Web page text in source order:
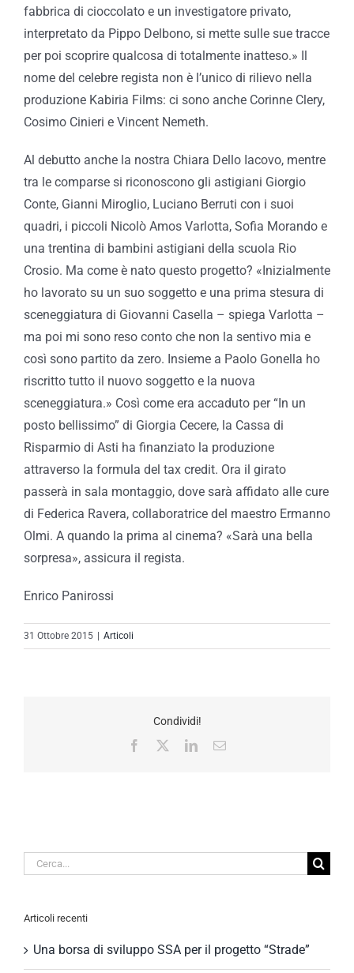
fabbrica di cioccolato e un investigatore privato,
interpretato da Pippo Delbono, si mette sulle sue tracce
per poi scoprire qualcosa di totalmente inatteso.» Il
nome del celebre regista non è l’unico di rilievo nella
produzione Kabiria Films: ci sono anche Corinne Clery,
Cosimo Cinieri e Vincent Nemeth.
Al debutto anche la nostra Chiara Dello Iacovo, mentre
tra le comparse si riconoscono gli astigiani Giorgio
Conte, Gianni Miroglio, Luciano Berruti con i suoi
quadri, i piccoli Nicolò Amos Varlotta, Sofia Morando e
una trentina di bambini astigiani della scuola Rio
Crosio. Ma come è nato questo progetto? «Inizialmente
ho lavorato su un suo soggetto e una prima stesura di
sceneggiatura di Giovanni Casella – spiega Varlotta –
ma poi mi sono reso conto che non la sentivo mia e
così sono partito da zero. Insieme a Paolo Gonella ho
riscritto tutto il nuovo soggetto e la nuova
sceneggiatura.» Così come era accaduto per “In un
posto bellissimo” di Giorgia Cecere, la Cassa di
Risparmio di Asti ha finanziato la produzione
attraverso la formula del tax credit. Ora il girato
passerà in sala montaggio, dove sarà affidato alle cure
di Federica Ravera, collaboratrice del maestro Ermanno
Olmi. A quando la prima al cinema? «Sarà una bella
sorpresa», assicura il regista.
Enrico Panirossi
31 Ottobre 2015 | Articoli
Condividi!
Facebook
LinkedInEmail
Cerca
Articoli recenti
Una borsa di sviluppo SSA per il progetto “Strade”